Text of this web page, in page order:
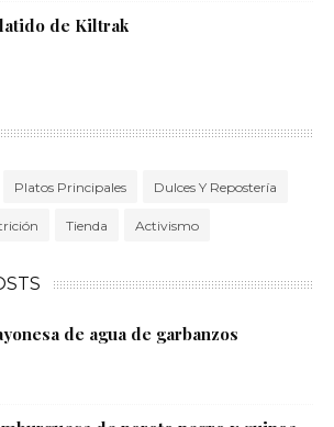
de Kiltrak
Platos Principales Dulces Y Repostería
Tienda Activismo
de agua de garbanzos